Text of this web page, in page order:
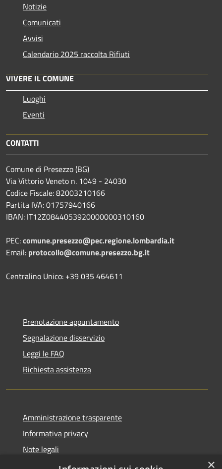
Notizie
Comunicati
Avvisi
Calendario 2025 raccolta Rifiuti
VIVERE IL COMUNE
Luoghi
Eventi
CONTATTI
Comune di Presezzo (BG)
Via Vittorio Veneto n. 1049 - 24030
Codice Fiscale: 82003210166
Partita IVA: 01757940166
IBAN: IT12Z0844053920000000310160
PEC:comune.presezzo@pec.regione.lombardia.it
Email: protocollo@comune.presezzo.bg.it
Centralino Unico: +39 035 464611
Prenotazione appuntamento
Segnalazione disservizio
Leggi le FAQ
Richiesta assistenza
Amministrazione trasparente
Informativa privacy
Note legali
Dichiarazione di accessibilità
×